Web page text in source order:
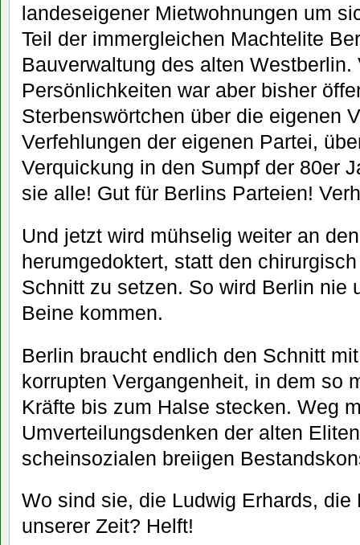
landeseigener Mietwohnungen um
Teil der immergleichen Machtelite
Bauverwaltung des alten Westberlin.
Persönlichkeiten war aber bisher
Sterbenswörtchen über die eigenen
Verfehlungen der eigenen Partei,
Verquickung in den Sumpf der 80er
sie alle! Gut für Berlins Parteien!
Und jetzt wird mühselig weiter an
herumgedoktert, statt den
Schnitt zu setzen. So wird Berlin nie
Beine kommen.
Berlin braucht endlich den Schnitt
korrupten Vergangenheit, in dem so
Kräfte bis zum Halse stecken. Weg
Umverteilungsdenken der alten
scheinsozialen breiigen
Wo sind sie, die Ludwig Erhards, die
unserer Zeit? Helft!